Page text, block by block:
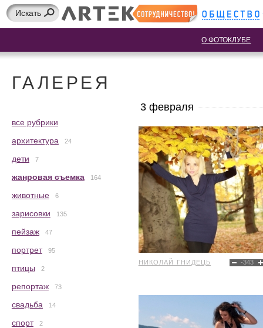
О ФОТОКЛУБЕ
ГАЛЕРЕЯ
все рубрики
архитектура
24
дети 7
жанровая съемка 164
животные 6
зарисовки 135
пейзаж 47
портрет 95
птицы 2
репортаж 73
свадьба 14
спорт 2
3 февраля
-343
НИКОЛАЙ ГНИДЕЦЬ